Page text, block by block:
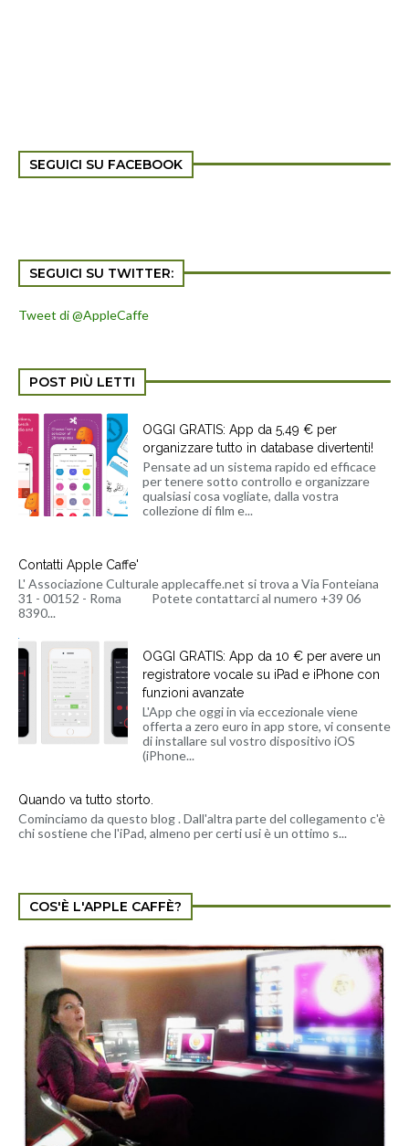
SEGUICI SU FACEBOOK
SEGUICI SU TWITTER:
Tweet di @AppleCaffe
POST PIÙ LETTI
OGGI GRATIS: App da 5,49 € per
organizzare tutto in database divertenti!
Pensate ad un sistema rapido ed efficace
per tenere sotto controllo e organizzare
qualsiasi cosa vogliate, dalla vostra
collezione di film e...
Contatti Apple Caffe'
L' Associazione Culturale applecaffe.net si trova a Via Fonteiana
31 - 00152 - Roma Potete contattarci al numero +39 06
8390...
OGGI GRATIS: App da 10 € per avere un
registratore vocale su iPad e iPhone con
funzioni avanzate
L'App che oggi in via eccezionale viene
offerta a zero euro in app store, vi consente
di installare sul vostro dispositivo iOS
(iPhone...
Quando va tutto storto.
Cominciamo da questo blog . Dall'altra parte del collegamento c'è
chi sostiene che l'iPad, almeno per certi usi è un ottimo s...
COS'È L'APPLE CAFFÈ?